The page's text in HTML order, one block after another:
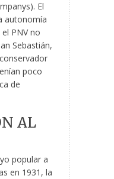
El
autonomía
PNV no
Sebastián,
poco
de
AL
popular a
en 1931, la